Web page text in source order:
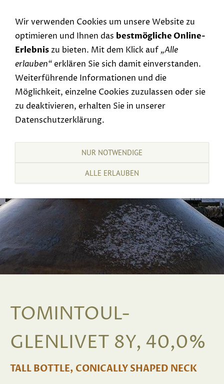
TOMINTOUL-
GLENLIVET 8Y, 40,0%
TALL BOTTLE, CONICALLY SHAPED NECK
Wir verwenden Cookies um unsere Website zu
optimieren und Ihnen das bestmögliche Online-
Erlebniszu bieten. Mit dem Klick auf „Alle
erlauben“erklären Sie sich damit einverstanden.
Weiterführende Informationen und die
Möglichkeit, einzelne Cookies zuzulassen oder sie
zu deaktivieren, erhalten Sie in unserer
Datenschutzerklärung.
NUR NOTWENDIGE
ALLE ERLAUBEN